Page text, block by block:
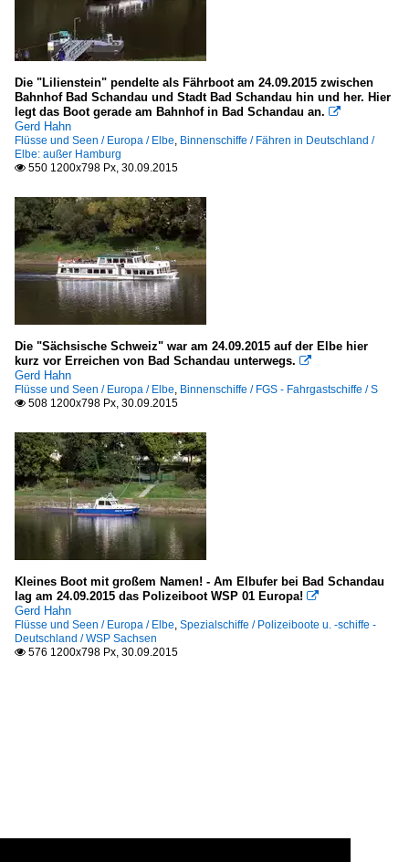
Die "Lilienstein" pendelte als Fährboot am 24.09.2015 zwischen
Bahnhof Bad Schandau und Stadt Bad Schandau hin und her. Hier
legt das Boot gerade am Bahnhof in Bad Schandau an. 
Gerd Hahn
Flüsse und Seen / Europa / Elbe, Binnenschiffe / Fähren in Deutschland /
Elbe: außer Hamburg
 550 1200x798 Px, 30.09.2015
Die "Sächsische Schweiz" war am 24.09.2015 auf der Elbe hier
kurz vor Erreichen von Bad Schandau unterwegs. 
Gerd Hahn
Flüsse und Seen / Europa / Elbe, Binnenschiffe / FGS - Fahrgastschiffe / S
 508 1200x798 Px, 30.09.2015
Kleines Boot mit großem Namen! - Am Elbufer bei Bad Schandau
lag am 24.09.2015 das Polizeiboot WSP 01 Europa! 
Gerd Hahn
Flüsse und Seen / Europa / Elbe, Spezialschiffe / Polizeiboote u. -schiffe -
Deutschland / WSP Sachsen
 576 1200x798 Px, 30.09.2015